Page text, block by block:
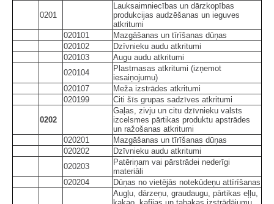
0201
Lauksaimniecības un dārzkopības
produkcijas audzēšanas un ieguves
atkritumi
020101
Mazgāšanas un tīrīšanas dūņas
020102
Dzīvnieku audu atkritumi
020103
Augu audu atkritumi
020104
Plastmasas atkritumi (izņemot
iesaiņojumu)
020107
Meža izstrādes atkritumi
020199
Citi šīs grupas sadzīves atkritumi
0202
Gaļas, zivju un citu dzīvnieku valsts
izcelsmes pārtikas produktu apstrādes
un ražošanas atkritumi
020201
Mazgāšanas un tīrīšanas dūņas
020202
Dzīvnieku audu atkritumi
020203
Patēriņam vai pārstrādei nederīgi
materiāli
020204
Dūņas no vietējās notekūdeņu attīrīšanas
Augļu, dārzeņu, graudaugu, pārtikas eļļu,